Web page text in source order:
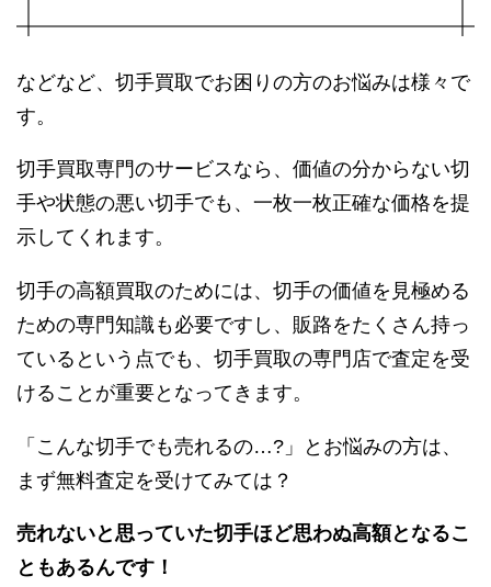
などなど、切手買取でお困りの方のお悩みは様々で
す。
切手買取専門のサービスなら、価値の分からない切
手や状態の悪い切手でも、一枚一枚正確な価格を提
示してくれます。
切手の高額買取のためには、切手の価値を見極める
ための専門知識も必要ですし、販路をたくさん持っ
ているという点でも、切手買取の専門店で査定を受
けることが重要となってきます。
「こんな切手でも売れるの…?」とお悩みの方は、
まず無料査定を受けてみては？
売れないと思っていた切手ほど思わぬ高額となるこ
ともあるんです！